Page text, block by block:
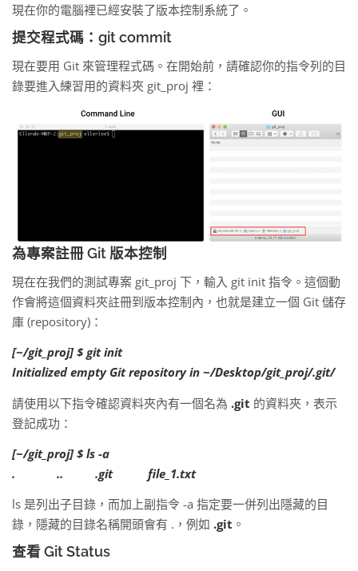
現在你的電腦裡已經安裝了版本控制系統了。
提交程式碼：git commit
現在要用 Git 來管理程式碼。在開始前，請確認你的指令列的目
錄要進入練習用的資料夾 git_proj 裡：
為專案註冊 Git 版本控制
現在在我們的測試專案 git_proj 下，輸入 git init 指令。這個動
作會將這個資料夾註冊到版本控制內，也就是建立一個 Git 儲存
庫 (repository)：
[~/git_proj] $ git init
Initialized empty Git repository in ~/Desktop/git_proj/.git/
請使用以下指令確認資料夾內有一個名為 .git 的資料夾，表示
登記成功：
[~/git_proj] $ ls -a
. .. .git file_1.txt
ls 是列出子目錄，而加上副指令 -a 指定要一併列出隱藏的目
錄，隱藏的目錄名稱開頭會有 .，例如 .git 。
查看 Git Status